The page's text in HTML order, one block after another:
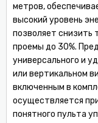
метров,
высокий уровень
позволяет снизить
проемы до 30%.
универсального и
или вертикальном
включенным в
осуществляется
понятного пульта